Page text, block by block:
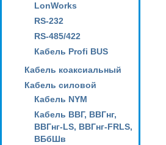
LonWorks
RS-232
RS-485/422
Кабель Profi BUS
Кабель коаксиальный
Кабель силовой
Кабель NYM
Кабель ВВГ, ВВГнг,
ВВГнг-LS, ВВГнг-FRLS,
ВБбШв